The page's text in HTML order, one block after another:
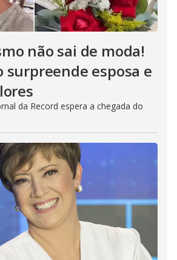
não sai de moda!
surpreende esposa e
da Record espera a chegada do